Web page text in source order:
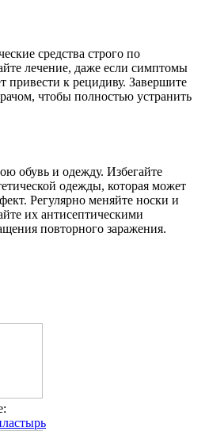
средства строго по
лечение, даже если симптомы
привести к рецидиву. Завершите
чтобы полностью устранить
обувь и одежду. Избегайте
одежды, которая может
Регулярно меняйте носки и
их антисептическими
повторного заражения.